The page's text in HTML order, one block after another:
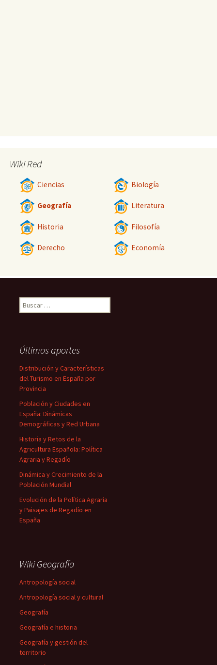
Wiki Red
Ciencias Biología
Geografía Literatura
Historia Filosofía
Derecho Economía
Buscar:
Últimos aportes
Distribución y Características
del Turismo en España por
Provincia
Población y Ciudades en
España: Dinámicas
Demográficas y Red Urbana
Historia y Retos de la
Agricultura Española: Política
Agraria y Regadío
Dinámica y Crecimiento de la
Población Mundial
Evolución de la Política Agraria
y Paisajes de Regadío en
España
Wiki Geografía
Antropología social
Antropología social y cultural
Geografía
Geografía e historia
Geografía y gestión del
territorio